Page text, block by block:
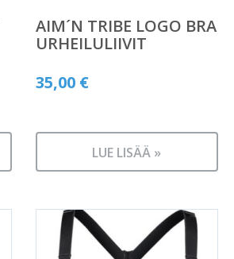
AIM´N TRIBE LOGO BRA
URHEILULIIVIT
35,00 €
LUE LISÄÄ »